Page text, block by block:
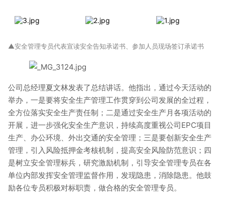
▲安全管理专员代表宣读安全告知承诺书、参加人员现场签订承诺书
公司总经理夏文林发表了总结讲话。他指出，通过今天活动的
举办，一是要将安全生产管理工作贯穿到公司发展的全过程，
全方位落实安全生产责任制；二是通过安全生产月各项活动的
开展，进一步强化安全生产意识，持续高度重视公司EPC项目
生产、办公环境、外出交通的安全管理；三是要创新安全生产
管理，引入风险抵押金考核机制，提高安全风险防范意识；四
是树立安全管理标兵，研究激励机制，引导安全管理专员在各
单位内部发挥安全管理监督作用，发现隐患，消除隐患。他鼓
励各位专员积极对标职责，做合格的安全管理专员。